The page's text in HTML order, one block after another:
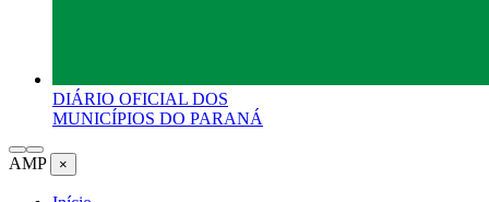
DIÁRIO OFICIAL DOS
MUNICÍPIOS DO PARANÁ
AMP ×